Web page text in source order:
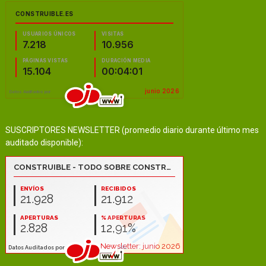
SUSCRIPTORES NEWSLETTER (promedio diario durante último mes
auditado disponible):